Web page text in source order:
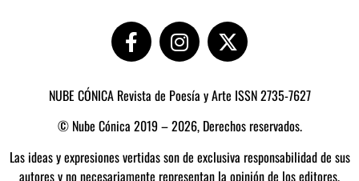
NUBE CÓNICA Revista de Poesía y Arte ISSN 2735-7627
© Nube Cónica 2019 – 2026, Derechos reservados.
Las ideas y expresiones vertidas son de exclusiva responsabilidad de sus
autores y no necesariamente representan la opinión de los editores.